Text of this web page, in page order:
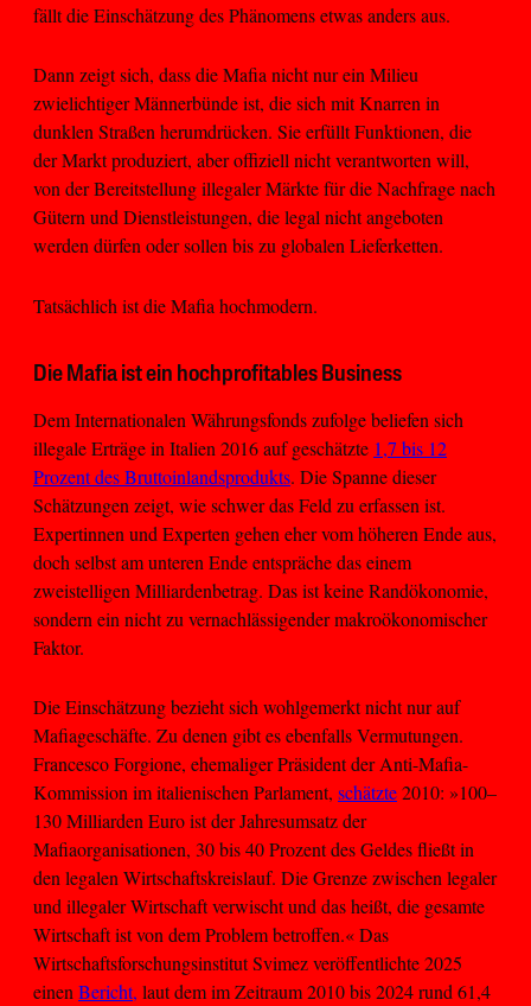
fällt die Einschätzung des Phänomens etwas anders aus.
Dann zeigt sich, dass die Mafia nicht nur ein Milieu
zwielichtiger Männerbünde ist, die sich mit Knarren in
dunklen Straßen herumdrücken. Sie erfüllt Funktionen, die
der Markt produziert, aber offiziell nicht verantworten will,
von der Bereitstellung illegaler Märkte für die Nachfrage nach
Gütern und Dienstleistungen, die legal nicht angeboten
werden dürfen oder sollen bis zu globalen Lieferketten.
Tatsächlich ist die Mafia hochmodern.
Die Mafia ist ein hochprofitables Business
Dem Internationalen Währungsfonds zufolge beliefen sich
illegale Erträge in Italien 2016 auf geschätzte 1,7 bis 12
Prozent des Bruttoinlandsprodukts. Die Spanne dieser
Schätzungen zeigt, wie schwer das Feld zu erfassen ist.
Expertinnen und Experten gehen eher vom höheren Ende aus,
doch selbst am unteren Ende entspräche das einem
zweistelligen Milliardenbetrag. Das ist keine Randökonomie,
sondern ein nicht zu vernachlässigender makroökonomischer
Faktor.
Die Einschätzung bezieht sich wohlgemerkt nicht nur auf
Mafiageschäfte. Zu denen gibt es ebenfalls Vermutungen.
Francesco Forgione, ehemaliger Präsident der Anti-Mafia-
Kommission im italienischen Parlament, schätzte2010: »100–
130 Milliarden Euro ist der Jahresumsatz der
Mafiaorganisationen, 30 bis 40 Prozent des Geldes fließt in
den legalen Wirtschaftskreislauf. Die Grenze zwischen legaler
und illegaler Wirtschaft verwischt und das heißt, die gesamte
Wirtschaft ist von dem Problem betroffen.« Das
Wirtschaftsforschungsinstitut Svimez veröffentlichte 2025
einenBericht, laut dem im Zeitraum 2010 bis 2024 rund 61,4